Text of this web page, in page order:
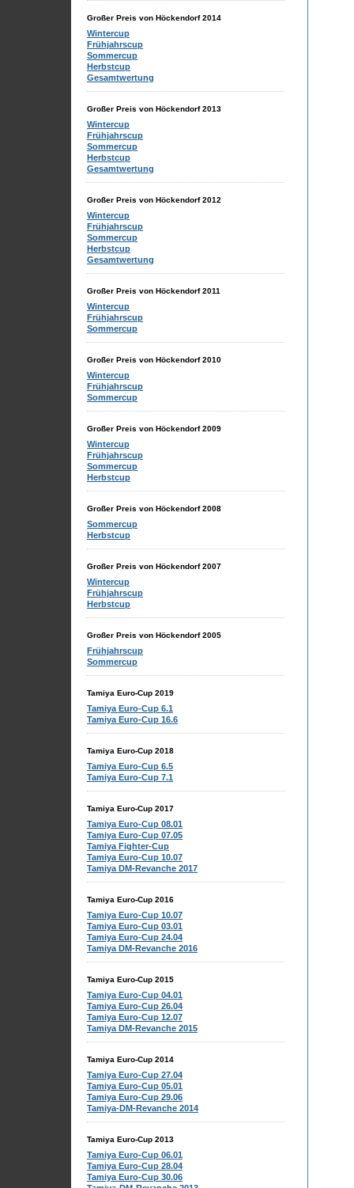
Großer Preis von Höckendorf 2014
Wintercup
Frühjahrscup
Sommercup
Herbstcup
Gesamtwertung
Großer Preis von Höckendorf 2013
Wintercup
Frühjahrscup
Sommercup
Herbstcup
Gesamtwertung
Großer Preis von Höckendorf 2012
Wintercup
Frühjahrscup
Sommercup
Herbstcup
Gesamtwertung
Großer Preis von Höckendorf 2011
Wintercup
Frühjahrscup
Sommercup
Großer Preis von Höckendorf 2010
Wintercup
Frühjahrscup
Sommercup
Großer Preis von Höckendorf 2009
Wintercup
Frühjahrscup
Sommercup
Herbstcup
Großer Preis von Höckendorf 2008
Sommercup
Herbstcup
Großer Preis von Höckendorf 2007
Wintercup
Frühjahrscup
Herbstcup
Großer Preis von Höckendorf 2005
Frühjahrscup
Sommercup
Tamiya Euro-Cup 2019
Tamiya Euro-Cup 6.1
Tamiya Euro-Cup 16.6
Tamiya Euro-Cup 2018
Tamiya Euro-Cup 6.5
Tamiya Euro-Cup 7.1
Tamiya Euro-Cup 2017
Tamiya Euro-Cup 08.01
Tamiya Euro-Cup 07.05
Tamiya Fighter-Cup
Tamiya Euro-Cup 10.07
Tamiya DM-Revanche 2017
Tamiya Euro-Cup 2016
Tamiya Euro-Cup 10.07
Tamiya Euro-Cup 03.01
Tamiya Euro-Cup 24.04
Tamiya DM-Revanche 2016
Tamiya Euro-Cup 2015
Tamiya Euro-Cup 04.01
Tamiya Euro-Cup 26.04
Tamiya Euro-Cup 12.07
Tamiya DM-Revanche 2015
Tamiya Euro-Cup 2014
Tamiya Euro-Cup 27.04
Tamiya Euro-Cup 05.01
Tamiya Euro-Cup 29.06
Tamiya-DM-Revanche 2014
Tamiya Euro-Cup 2013
Tamiya Euro-Cup 06.01
Tamiya Euro-Cup 28.04
Tamiya Euro-Cup 30.06